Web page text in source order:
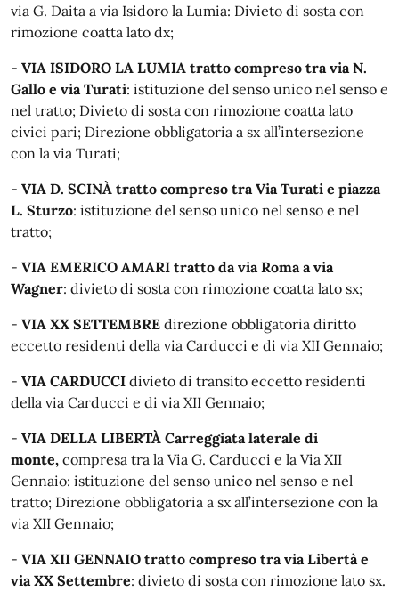
via G. Daita a via Isidoro la Lumia: Divieto di sosta con
rimozione coatta lato dx;
- VIA ISIDORO LA LUMIA tratto compreso tra via N.
Gallo e via Turati: istituzione del senso unico nel senso e
nel tratto; Divieto di sosta con rimozione coatta lato
civici pari; Direzione obbligatoria a sx all’intersezione
con la via Turati;
- VIA D. SCINÀ tratto compreso tra Via Turati e piazza
L. Sturzo: istituzione del senso unico nel senso e nel
tratto;
- VIA EMERICO AMARI tratto da via Roma a via
Wagner: divieto di sosta con rimozione coatta lato sx;
- VIA XX SETTEMBRE direzione obbligatoria diritto
eccetto residenti della via Carducci e di via XII Gennaio;
- VIA CARDUCCI divieto di transito eccetto residenti
della via Carducci e di via XII Gennaio;
- VIA DELLA LIBERTÀ Carreggiata laterale di
monte, compresa tra la Via G. Carducci e la Via XII
Gennaio: istituzione del senso unico nel senso e nel
tratto; Direzione obbligatoria a sx all’intersezione con la
via XII Gennaio;
- VIA XII GENNAIO tratto compreso tra via Libertà e
via XX Settembre: divieto di sosta con rimozione lato sx.